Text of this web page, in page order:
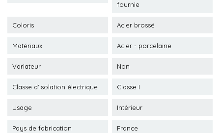
fournie
Coloris Acier brossé
Matériaux Acier - porcelaine
Variateur Non
Classe d'isolation électrique Classe I
Usage Intérieur
Pays de fabrication France